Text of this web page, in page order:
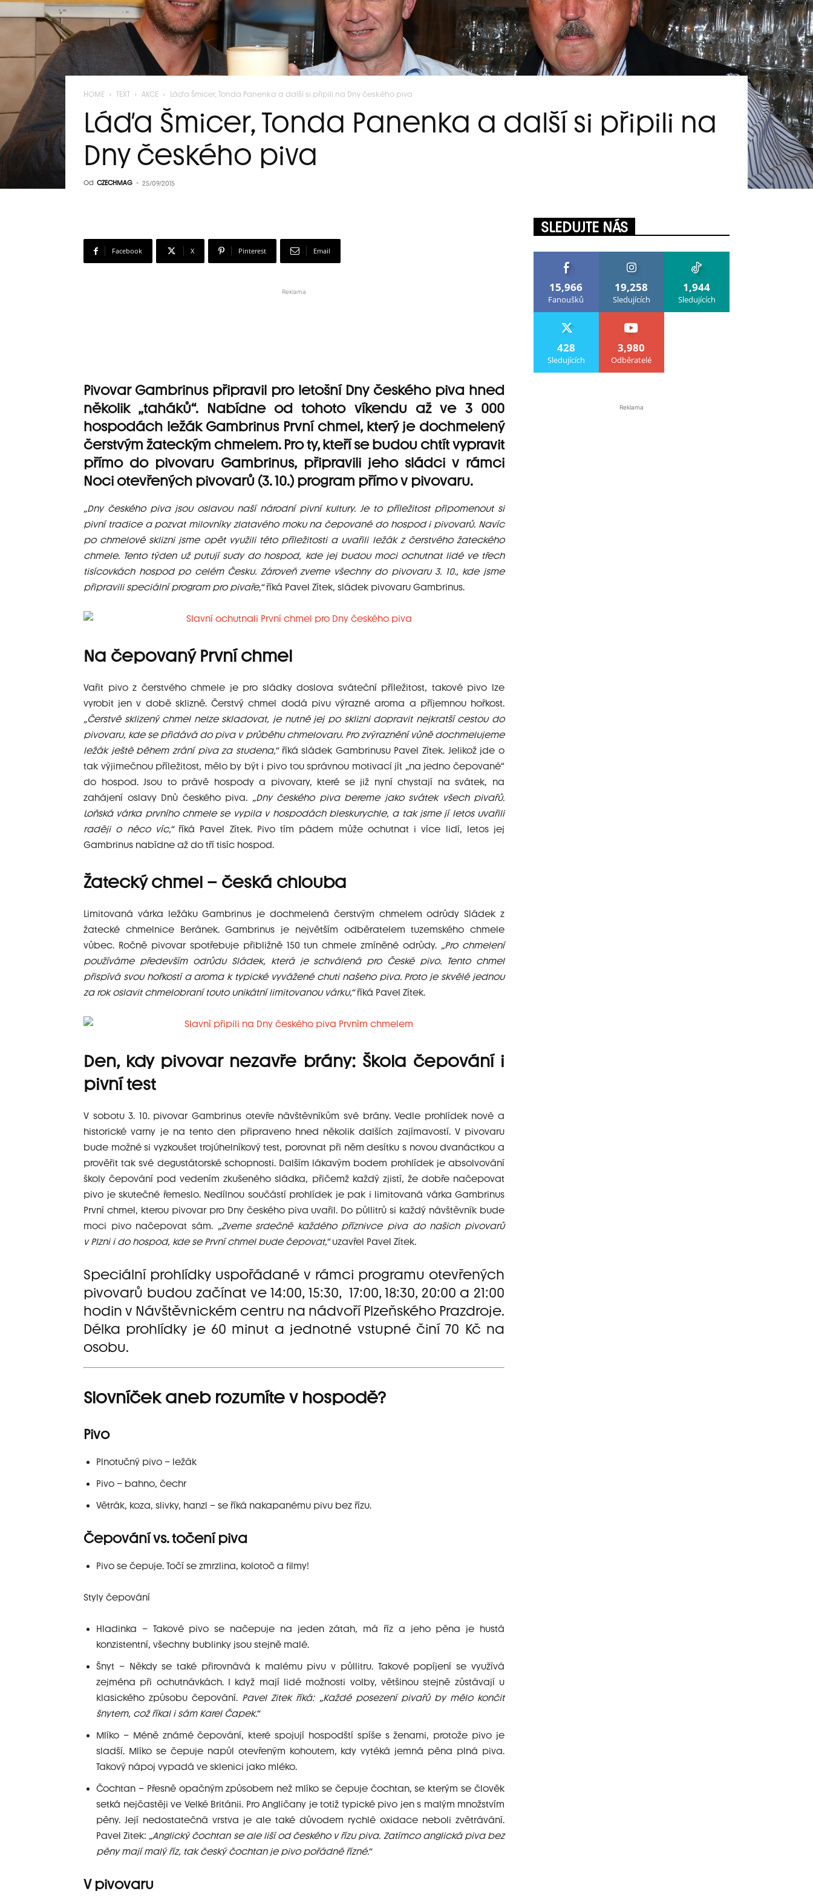
HOME TEXT AKCE Láďa Šmicer, Tonda Panenka a další si připili na Dny českého piva
Láďa Šmicer, Tonda Panenka a další si připili na
Dny českého piva
Od CZECHMAG - 25/09/2015
Facebook X Pinterest Email
Reklama
Pivovar Gambrinus připravil pro letošní Dny českého piva hned
několik „taháků“. Nabídne od tohoto víkendu až ve 3 000
hospodách ležák Gambrinus První chmel, který je dochmelený
čerstvým žateckým chmelem. Pro ty, kteří se budou chtít vypravit
přímo do pivovaru Gambrinus, připravili jeho sládci v rámci
Noci otevřených pivovarů (3. 10.) program přímo v pivovaru.
„Dny českého piva jsou oslavou naší národní pivní kultury. Je to příležitost připomenout si
pivní tradice a pozvat milovníky zlatavého moku na čepované do hospod i pivovarů. Navíc
po chmelové sklizni jsme opět využili této příležitosti a uvařili ležák z čerstvého žateckého
chmele. Tento týden už putují sudy do hospod, kde jej budou moci ochutnat lidé ve třech
tisícovkách hospod po celém Česku. Zároveň zveme všechny do pivovaru 3. 10., kde jsme
připravili speciální program pro pivaře,“říká Pavel Zítek, sládek pivovaru Gambrinus.
Na čepovaný První chmel
Vařit pivo z čerstvého chmele je pro sládky doslova sváteční příležitost, takové pivo lze
vyrobit jen v době sklizně. Čerstvý chmel dodá pivu výrazné aroma a příjemnou hořkost.
„Čerstvě sklizený chmel nelze skladovat, je nutné jej po sklizni dopravit nejkratší cestou do
pivovaru, kde se přidává do piva v průběhu chmelovaru. Pro zvýraznění vůně dochmelujeme
ležák ještě během zrání piva za studena,“říká sládek Gambrinusu Pavel Zítek. Jelikož jde o
tak výjimečnou příležitost, mělo by být i pivo tou správnou motivací jít „na jedno čepované“
do hospod. Jsou to právě hospody a pivovary, které se již nyní chystají na svátek, na
zahájení oslavy Dnů českého piva. „Dny českého piva bereme jako svátek všech pivařů.
Loňská várka prvního chmele se vypila v hospodách bleskurychle, a tak jsme jí letos uvařili
raději o něco víc,“ říká Pavel Zítek. Pivo tím pádem může ochutnat i více lidí, letos jej
Gambrinus nabídne až do tří tisíc hospod.
Žatecký chmel – česká chlouba
Limitovaná várka ležáku Gambrinus je dochmelená čerstvým chmelem odrůdy Sládek z
žatecké chmelnice Beránek. Gambrinus je největším odběratelem tuzemského chmele
vůbec. Ročně pivovar spotřebuje přibližně 150 tun chmele zmíněné odrůdy. „Pro chmelení
používáme především odrůdu Sládek, která je schválená pro České pivo. Tento chmel
přispívá svou hořkostí a aroma k typické vyvážené chuti našeho piva. Proto je skvělé jednou
za rok oslavit chmelobraní touto unikátní limitovanou várku,“říká Pavel Zítek.
Den, kdy pivovar nezavře brány: Škola čepování i
pivní test
V sobotu 3. 10. pivovar Gambrinus otevře návštěvníkům své brány. Vedle prohlídek nové a
historické varny je na tento den připraveno hned několik dalších zajímavostí. V pivovaru
bude možné si vyzkoušet trojúhelníkový test, porovnat při něm desítku s novou dvanáctkou a
prověřit tak své degustátorské schopnosti. Dalším lákavým bodem prohlídek je absolvování
školy čepování pod vedením zkušeného sládka, přičemž každý zjistí, že dobře načepovat
pivo je skutečné řemeslo. Nedílnou součástí prohlídek je pak i limitovaná várka Gambrinus
První chmel, kterou pivovar pro Dny českého piva uvařil. Do půllitrů si každý návštěvník bude
moci pivo načepovat sám. „Zveme srdečně každého příznivce piva do našich pivovarů
v Plzni i do hospod, kde se První chmel bude čepovat,“uzavřel Pavel Zítek.
Speciální prohlídky uspořádané v rámci programu otevřených
pivovarů budou začínat ve 14:00, 15:30, 17:00, 18:30, 20:00 a 21:00
hodin v Návštěvnickém centru na nádvoří Plzeňského Prazdroje.
Délka prohlídky je 60 minut a jednotné vstupné činí 70 Kč na
osobu.
Slovníček aneb rozumíte v hospodě?
Pivo
Plnotučný pivo – ležák
Pivo – bahno, čechr
Větrák, koza, slivky, hanzl – se říká nakapanému pivu bez řízu.
Čepování vs. točení piva
Pivo se čepuje. Točí se zmrzlina, kolotoč a filmy!
Styly čepování
Hladinka – Takové pivo se načepuje na jeden zátah, má říz a jeho pěna je hustá
konzistentní, všechny bublinky jsou stejně malé.
Šnyt – Někdy se také přirovnává k malému pivu v půllitru. Takové popíjení se využívá
zejména při ochutnávkách. I když mají lidé možnosti volby, většinou stejně zůstávají u
klasického způsobu čepování. Pavel Zitek říká: „Každé posezení pivařů by mělo končit
šnytem, což říkal i sám Karel Čapek.“
Mlíko – Méně známé čepování, které spojují hospodští spíše s ženami, protože pivo je
sladší. Mlíko se čepuje napůl otevřeným kohoutem, kdy vytéká jemná pěna plná piva.
Takový nápoj vypadá ve sklenici jako mléko.
Čochtan – Přesně opačným způsobem než mlíko se čepuje čochtan, se kterým se člověk
setká nejčastěji ve Velké Británii. Pro Angličany je totiž typické pivo jen s malým množstvím
pěny. Její nedostatečná vrstva je ale také důvodem rychlé oxidace neboli zvětrávání.
Pavel Zitek: „Anglický čochtan se ale liší od českého v řízu piva. Zatímco anglická piva bez
pěny mají malý říz, tak český čochtan je pivo pořádně řízné.“
V pivovaru
SLEDUJTE NÁS
15,966
Fanoušků
19,258
Sledujících
1,944
Sledujících
428
Sledujících
3,980
Odběratelé
Reklama